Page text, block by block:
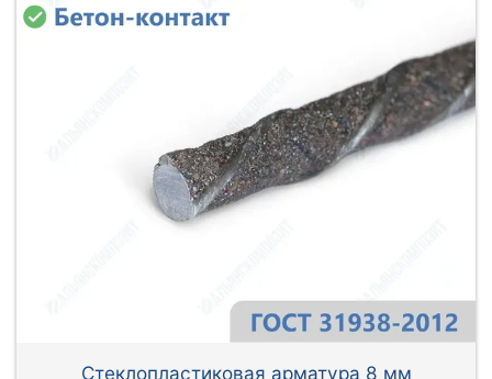
Стеклопластиковая арматура 8 мм